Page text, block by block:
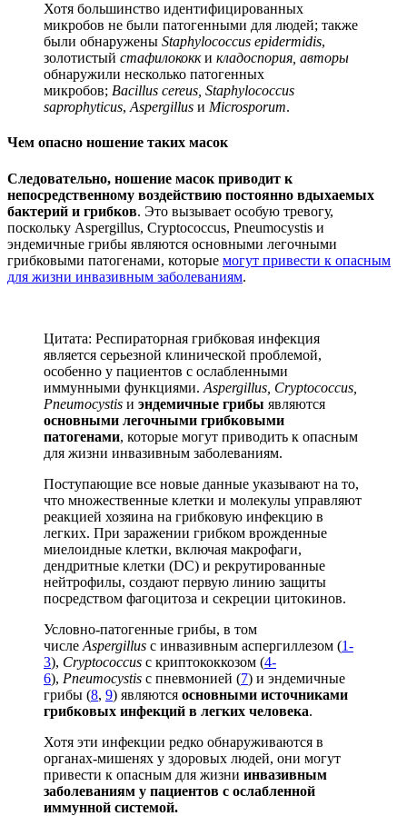
Хотя большинство идентифицированных
микробов не были патогенными для людей; также
были обнаружены Staphylococcus epidermidis,
золотистый стафилококки кладоспория, авторы
обнаружили несколько патогенных
микробов; Bacillus cereus, Staphylococcus
saprophyticus, Aspergillus и Microsporum.
Чем опасно ношение таких масок
Следовательно, ношение масок приводит к
непосредственному воздействию постоянно вдыхаемых
бактерий и грибков. Это вызывает особую тревогу,
поскольку Aspergillus, Cryptococcus, Pneumocystis и
эндемичные грибы являются основными легочными
грибковыми патогенами, которые могут привести к опасным
для жизни инвазивным заболеваниям.
Цитата: Респираторная грибковая инфекция
является серьезной клинической проблемой,
особенно у пациентов с ослабленными
иммунными функциями. Aspergillus, Cryptococcus,
Pneumocystis и эндемичные грибы являются
основными легочными грибковыми
патогенами, которые могут приводить к опасным
для жизни инвазивным заболеваниям.
Поступающие все новые данные указывают на то,
что множественные клетки и молекулы управляют
реакцией хозяина на грибковую инфекцию в
легких. При заражении грибком врожденные
миелоидные клетки, включая макрофаги,
дендритные клетки (DC) и рекрутированные
нейтрофилы, создают первую линию защиты
посредством фагоцитоза и секреции цитокинов.
Условно-патогенные грибы, в том
числе Aspergillus с инвазивным аспергиллезом (1-
3), Cryptococcus с криптококкозом (4-
6), Pneumocystis с пневмонией (7) и эндемичные
грибы (8, 9) являются основными источниками
грибковых инфекций в легких человека.
Хотя эти инфекции редко обнаруживаются в
органах-мишенях у здоровых людей, они могут
привести к опасным для жизни инвазивным
заболеваниям у пациентов с ослабленной
иммунной системой.